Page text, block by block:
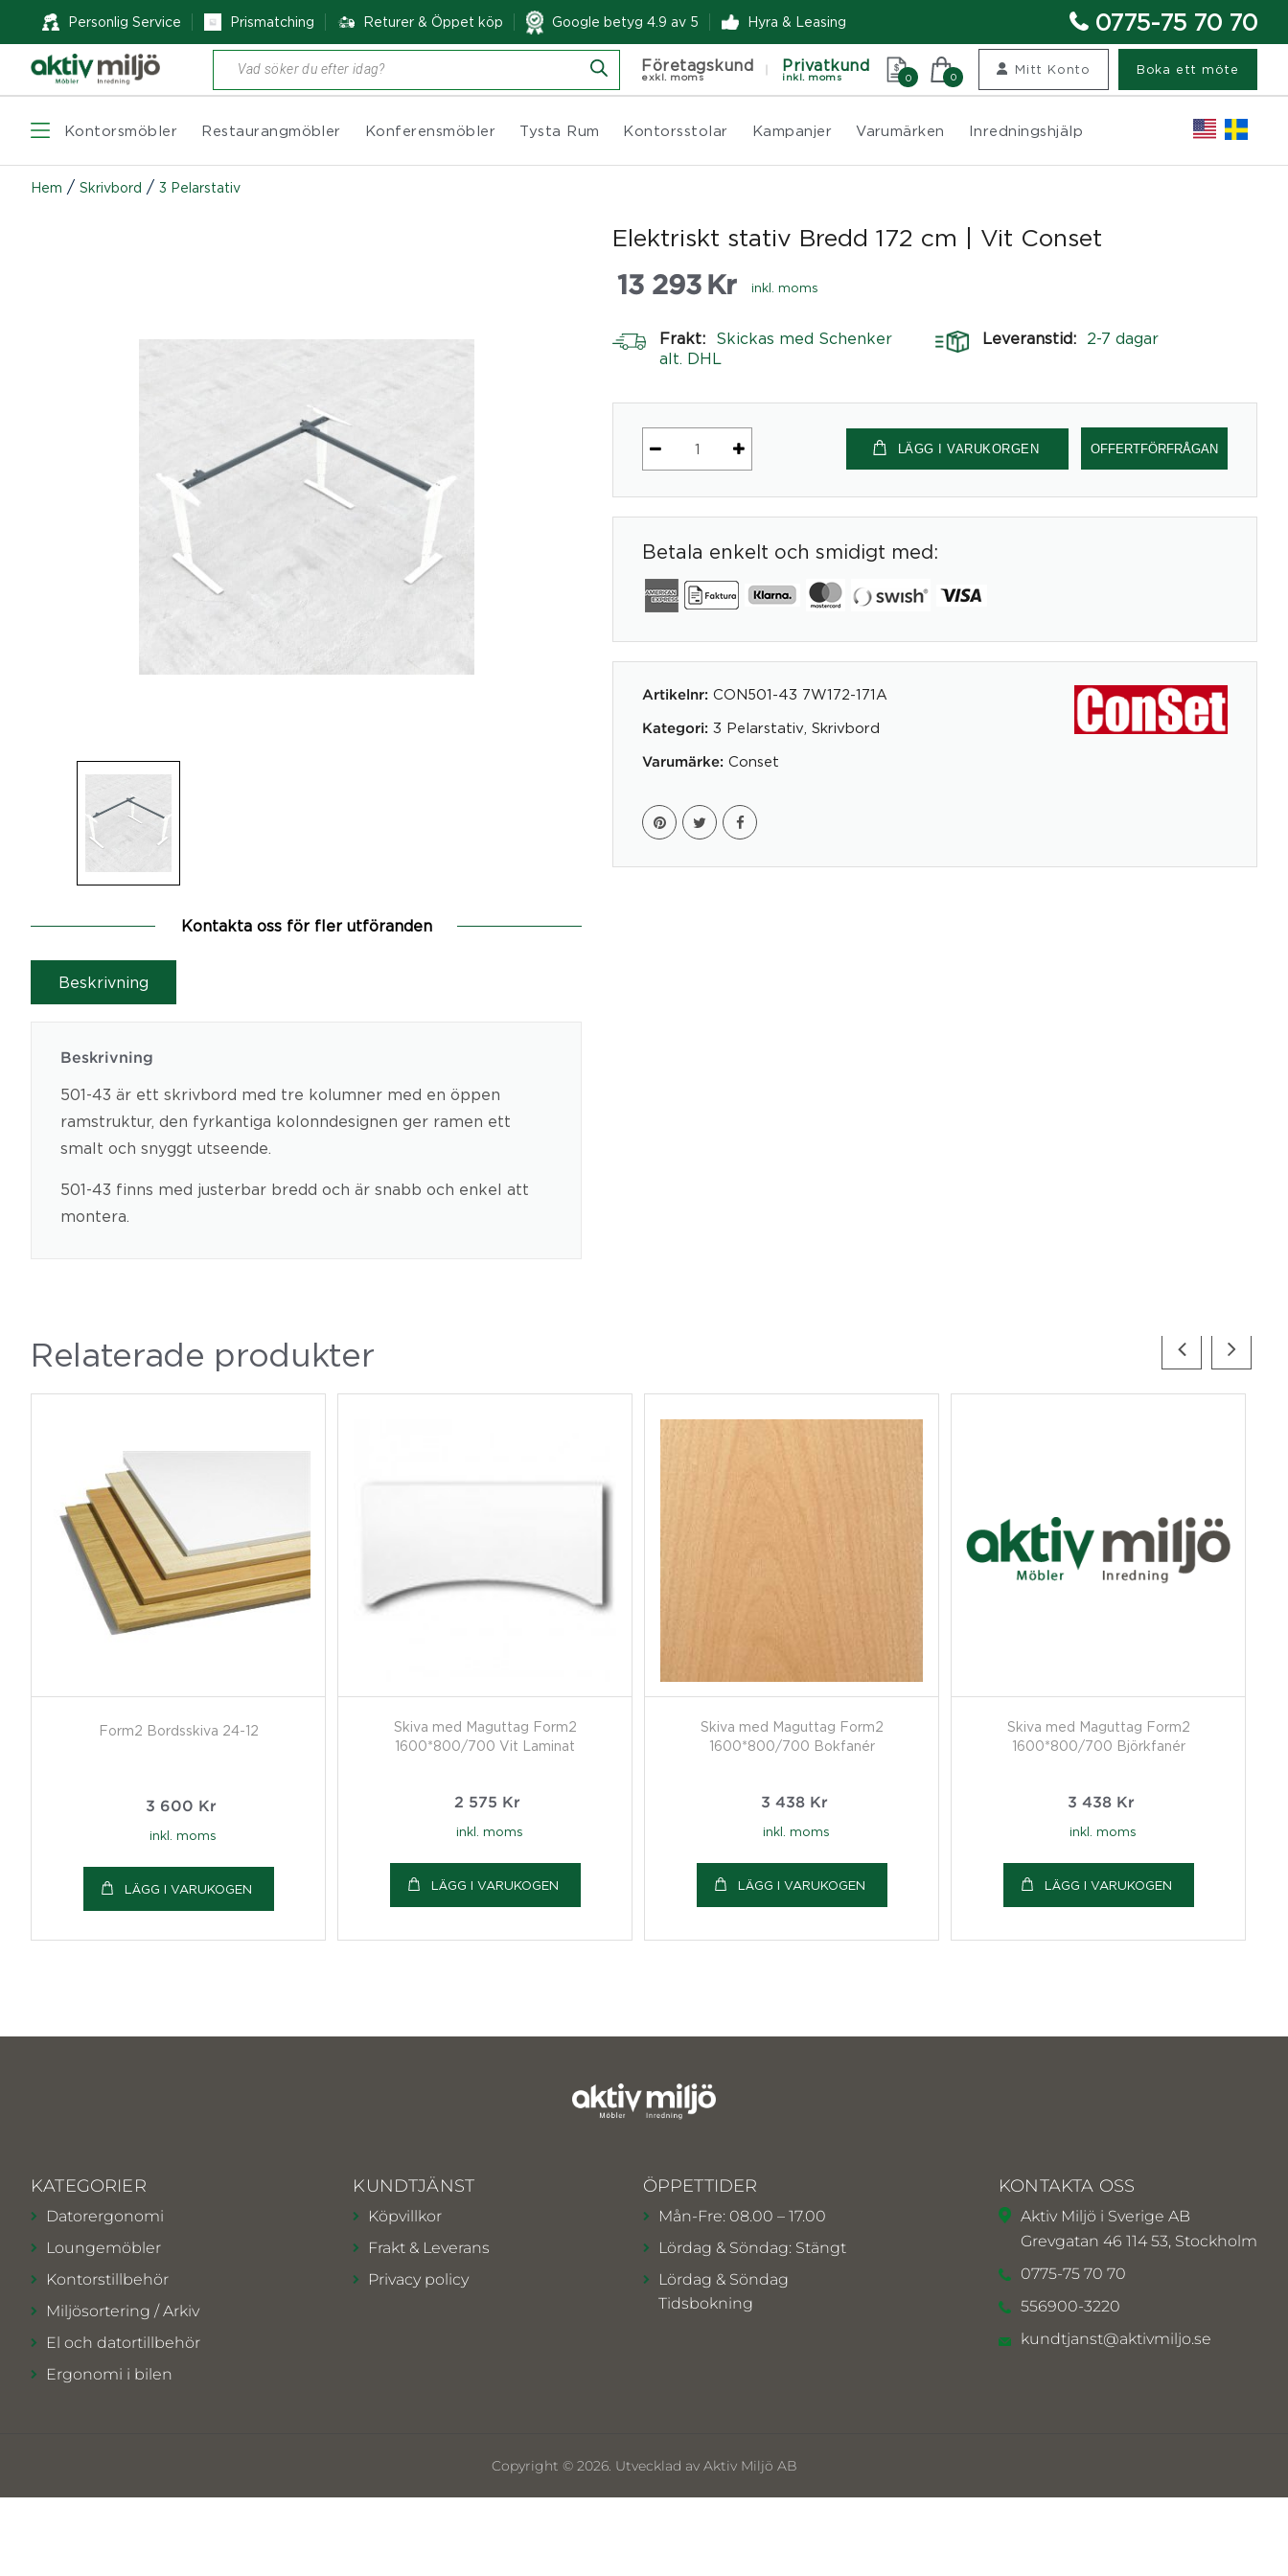
Personlig Service Prismatching Returer & Öppet köp Google betyg 4.9 av 5 Hyra & Leasing 0775-75 70 70
Produktsökning Företagskund
exkl. moms
Privatkund
inkl. moms 0 0
Mitt Konto Boka ett möte
Kontorsmöbler Restaurangmöbler Konferensmöbler Tysta Rum Kontorsstolar Kampanjer Varumärken Inredningshjälp
Hem / Skrivbord / 3 Pelarstativ
Kontakta oss för fler utföranden
Beskrivning
Beskrivning
501-43 är ett skrivbord med tre kolumner med en öppen
ramstruktur, den fyrkantiga kolonndesignen ger ramen ett
smalt och snyggt utseende.
501-43 finns med justerbar bredd och är snabb och enkel att
montera.
Elektriskt stativ Bredd 172 cm | Vit Conset
13 293 Kr inkl. moms
Frakt:
Skickas med Schenker
alt. DHL
Leveranstid: 2-7 dagar
Elektriskt
cm
Vit
mängd
LÄGG I VARUKORGEN OFFERTFÖRFRÅGAN
Betala enkelt och smidigt med:
Artikelnr: CON501-43 7W172-171A
Kategori: 3 Pelarstativ Skrivbord
Varumärke: Conset
Relaterade produkter
Form2 Bordsskiva 24-12
3 600 Kr
inkl. moms
LÄGG I VARUKOGEN
Skiva med Maguttag Form2
1600*800/700 Vit Laminat
2 575 Kr
inkl. moms
LÄGG I VARUKOGEN
Skiva med Maguttag Form2
1600*800/700 Bokfanér
3 438 Kr
inkl. moms
LÄGG I VARUKOGEN
Skiva med Maguttag Form2
1600*800/700 Björkfanér
3 438 Kr
inkl. moms
LÄGG I VARUKOGEN
KATEGORIER
Datorergonomi
Loungemöbler
Kontorstillbehör
Miljösortering / Arkiv
El och datortillbehör
Ergonomi i bilen
KUNDTJÄNST
Köpvillkor
Frakt & Leverans
Privacy policy
ÖPPETTIDER
Mån-Fre: 08.00 – 17.00
Lördag & Söndag: Stängt
Lördag & Söndag
Tidsbokning
KONTAKTA OSS
Aktiv Miljö i Sverige AB
Grevgatan 46 114 53, Stockholm
0775-75 70 70
556900-3220
kundtjanst@aktivmiljo.se
Copyright © 2026. Utvecklad av Aktiv Miljö AB